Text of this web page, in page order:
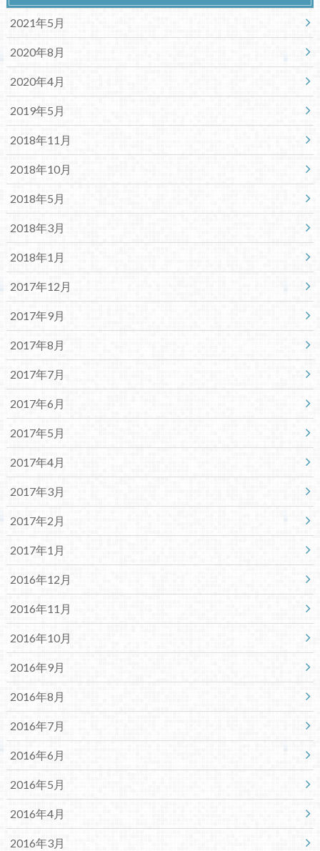
2021年5月
2020年8月
2020年4月
2019年5月
2018年11月
2018年10月
2018年5月
2018年3月
2018年1月
2017年12月
2017年9月
2017年8月
2017年7月
2017年6月
2017年5月
2017年4月
2017年3月
2017年2月
2017年1月
2016年12月
2016年11月
2016年10月
2016年9月
2016年8月
2016年7月
2016年6月
2016年5月
2016年4月
2016年3月